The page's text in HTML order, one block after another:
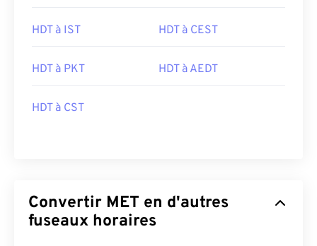
HDT à IST HDT à CEST
HDT à PKT HDT à AEDT
HDT à CST
Convertir MET en d'autres
fuseaux horaires